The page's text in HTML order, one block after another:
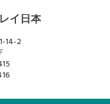
イ日本
14-2